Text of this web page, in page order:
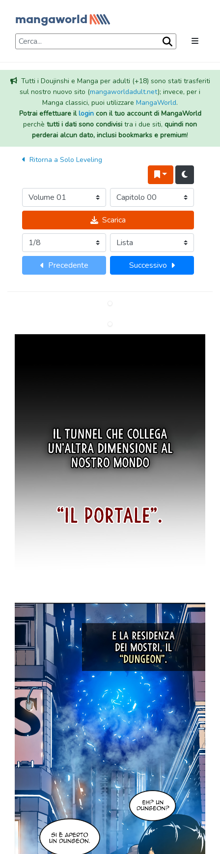
Tutti i Doujinshi e Manga per adulti (+18) sono stati trasferiti
sul nostro nuovo sito (mangaworldadult.net); invece, per i
Manga classici, puoi utilizzare MangaWorld.
Potrai effettuare illogincon il tuo account di MangaWorld
perchè tutti i dati sono condivisi tra i due siti, quindi non
perderai alcun dato, inclusi bookmarks e premium!
Ritorna a Solo Leveling
Scarica
Precedente Successivo